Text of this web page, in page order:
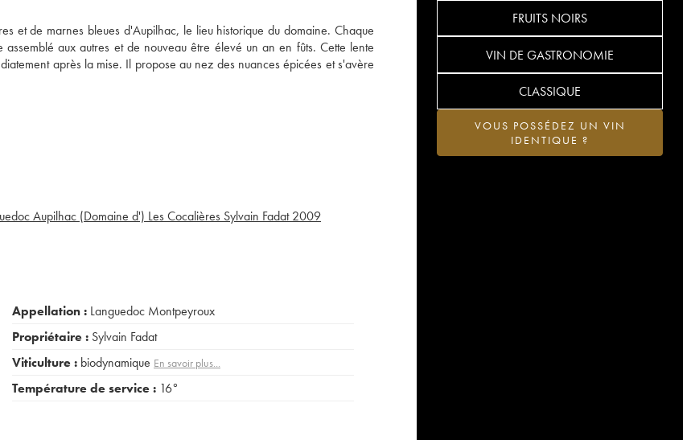
et de marnes bleues d'Aupilhac, le lieu historique du domaine. Chaque
aux autres et de nouveau être élevé un an en fûts. Cette lente
après la mise. Il propose au nez des nuances épicées et s'avère
FRUITS NOIRS
VIN DE GASTRONOMIE
CLASSIQUE
VOUS POSSÉDEZ UN VIN
IDENTIQUE ?
Aupilhac (Domaine d') Les Cocalières Sylvain Fadat 2009
Appellation : Languedoc Montpeyroux
Propriétaire : Sylvain Fadat
Viticulture : biodynamique En savoir plus...
Température de service : 16°